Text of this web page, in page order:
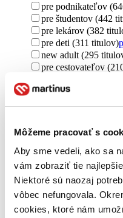
Môžeme pracovať s
Aby sme vedeli, ako sa
vám zobraziť tie
Niektoré sú naozaj
vôbec nefungovala.
cookies, ktoré nám
pre podnikateľov
pre študentov (442
pre lekárov (382
pre deti (311 titulov)
new adult (295
pre cestovateľov
pre chlapcov (134
pre začiatočníkov
pre cudzincov (59
pre učiteľov (56
pre žiakov (56 titulov)
pre kresťanov (52
pre trénerov (22
pre právnikov (18
samoukovia (14